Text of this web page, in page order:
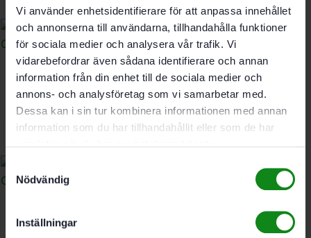
Vi använder enhetsidentifierare för att anpassa innehållet
och annonserna till användarna, tillhandahålla funktioner
för sociala medier och analysera vår trafik. Vi
vidarebefordrar även sådana identifierare och annan
information från din enhet till de sociala medier och
annons- och analysföretag som vi samarbetar med.
Dessa kan i sin tur kombinera informationen med annan
information som du har tillhandahållit eller som de har
Samtyckesval
Nödvändig
Inställningar
Festool Träspiralborr SB
448
CE D10